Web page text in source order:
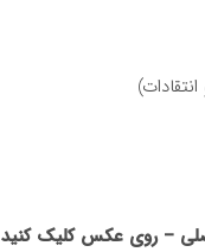
– روی عکس کلیک کنید